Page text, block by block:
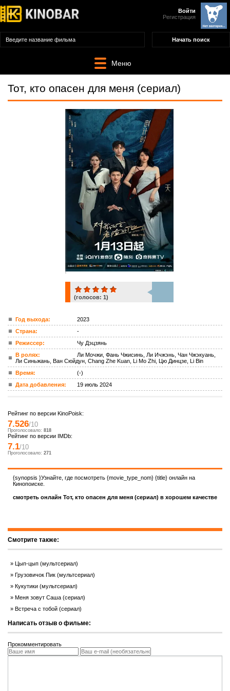
Войти
Регистрация
Меню
Тот, кто опасен для меня (сериал)
ком.
(голосов: 1)
Год выхода:
2023
Страна:
-
Режиссер:
Чу Дэцзянь
В ролях:
Ли Мочжи, Фань Чжисинь, Ли Ичжэнь, Чан Чжэкуань,
Ли Синьжань, Ван Сюйдун, Chang Zhe Kuan, Li Mo Zhi, Цю Динцзе, Li Bin
Время:
(-)
Дата добавления:
19 июль 2024
Рейтинг по версии KinoPoisk:
7.526/10
Проголосовало: 818
Рейтинг по версии IMDb:
7.1/10
Проголосовало: 271
{synopsis }Узнайте, где посмотреть {movie_type_nom} {title} онлайн на
Кинопоиске.
смотреть онлайн Тот, кто опасен для меня (сериал) в хорошем качестве
Смотрите также:
Цып-цып (мультсериал)
Грузовичок Пик (мультсериал)
Кукутики (мультсериал)
Меня зовут Саша (сериал)
Встреча с тобой (сериал)
Написать отзыв о фильме:
Прокомментировать